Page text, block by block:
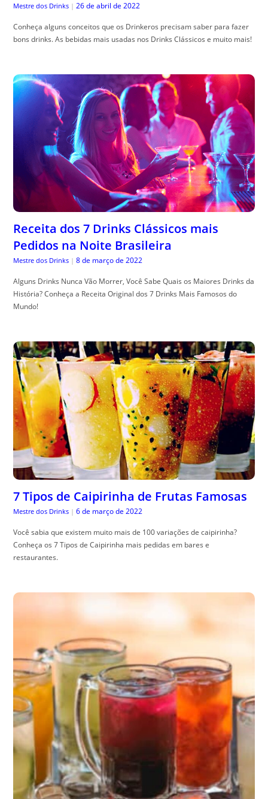
Mestre dos Drinks | 26 de abril de 2022
Conheça alguns conceitos que os Drinkeros precisam saber para fazer
bons drinks. As bebidas mais usadas nos Drinks Clássicos e muito mais!
Receita dos 7 Drinks Clássicos mais
Pedidos na Noite Brasileira
Mestre dos Drinks | 8 de março de 2022
Alguns Drinks Nunca Vão Morrer, Você Sabe Quais os Maiores Drinks da
História? Conheça a Receita Original dos 7 Drinks Mais Famosos do
Mundo!
7 Tipos de Caipirinha de Frutas Famosas
Mestre dos Drinks | 6 de março de 2022
Você sabia que existem muito mais de 100 variações de caipirinha?
Conheça os 7 Tipos de Caipirinha mais pedidas em bares e
restaurantes.